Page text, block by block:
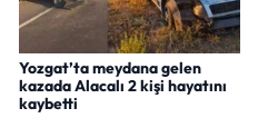
Yozgat’ta meydana gelen
kazada Alacalı 2 kişi hayatını
kaybetti